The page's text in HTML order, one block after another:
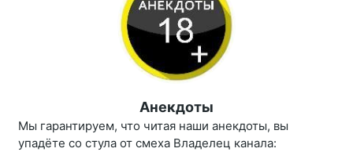
Анекдоты
Мы гарантируем, что читая наши анекдоты, вы
упадёте со стула от смеха Владелец канала: